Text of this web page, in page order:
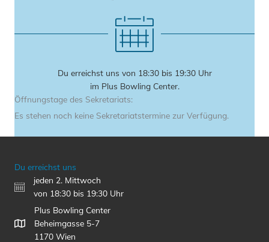
Du erreichst uns von 18:30 bis 19:30 Uhr
im Plus Bowling Center.
Öffnungstage des Sekretariats:
Es stehen noch keine Sekretariatstermine zur Verfügung.
Du erreichst uns
jeden 2. Mittwoch
von 18:30 bis 19:30 Uhr
Plus Bowling Center
Beheimgasse 5-7
1170 Wien